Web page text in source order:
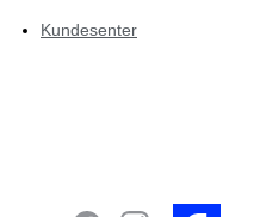
Kundesenter